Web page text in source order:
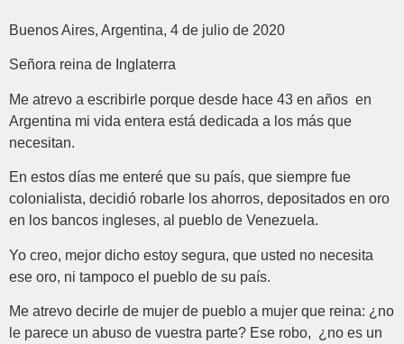
Buenos Aires, Argentina, 4 de julio de 2020
Señora reina de Inglaterra
Me atrevo a escribirle porque desde hace 43 en años en
Argentina mi vida entera está dedicada a los más que
necesitan.
En estos días me enteré que su país, que siempre fue
colonialista, decidió robarle los ahorros, depositados en oro
en los bancos ingleses, al pueblo de Venezuela.
Yo creo, mejor dicho estoy segura, que usted no necesita
ese oro, ni tampoco el pueblo de su país.
Me atrevo decirle de mujer de pueblo a mujer que reina: ¿no
le parece un abuso de vuestra parte? Ese robo, ¿no es un